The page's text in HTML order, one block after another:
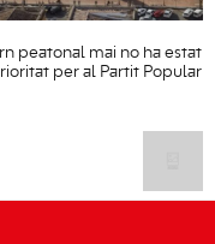
peatonal mai no ha estat
per al Partit Popular